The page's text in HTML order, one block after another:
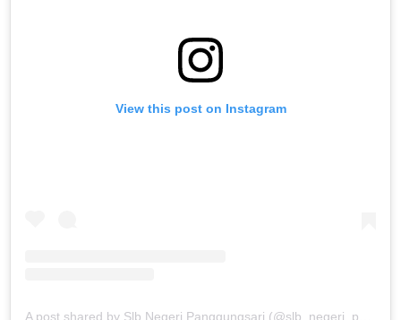
View this post on Instagram